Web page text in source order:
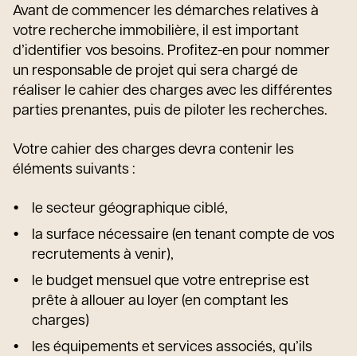
Avant de commencer les démarches relatives à
votre recherche immobilière, il est important
d’identifier vos besoins. Profitez-en pour nommer
un responsable de projet qui sera chargé de
réaliser le cahier des charges avec les différentes
parties prenantes, puis de piloter les recherches.
Votre cahier des charges devra contenir les
éléments suivants :
le secteur géographique ciblé,
la surface nécessaire (en tenant compte de vos
recrutements à venir),
le budget mensuel que votre entreprise est
prête à allouer au loyer (en comptant les
charges)
les équipements et services associés, qu’ils